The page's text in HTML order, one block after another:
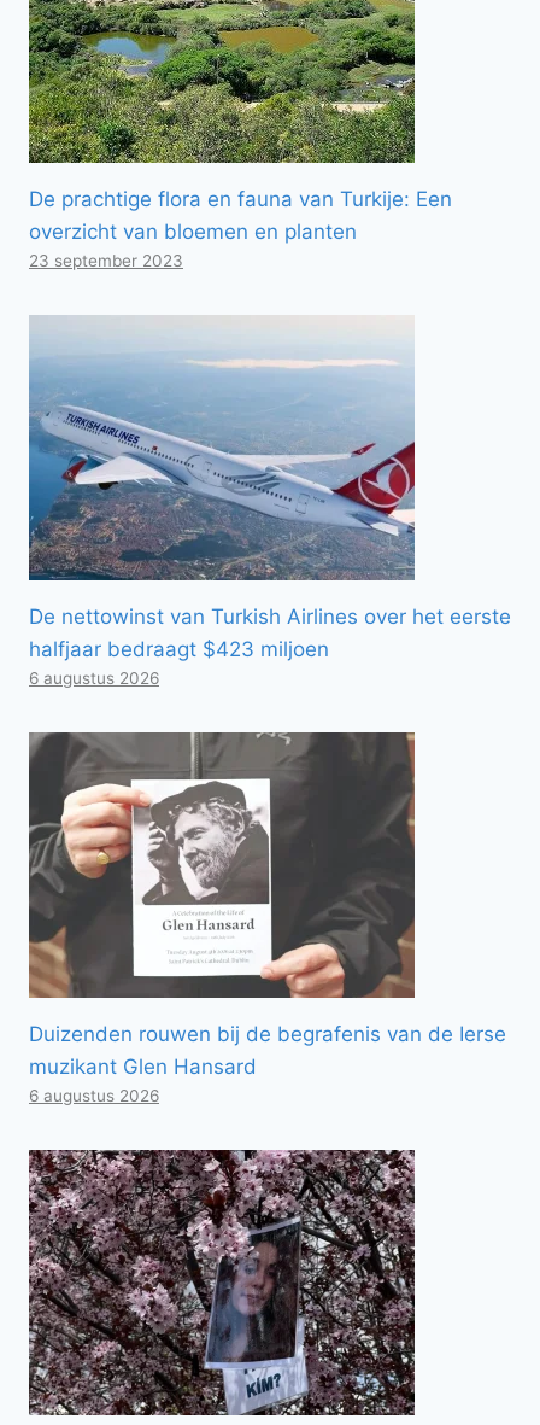
De prachtige flora en fauna van Turkije: Een
overzicht van bloemen en planten
23 september 2023
De nettowinst van Turkish Airlines over het eerste
halfjaar bedraagt ​​$423 miljoen
6 augustus 2026
Duizenden rouwen bij de begrafenis van de Ierse
muzikant Glen Hansard
6 augustus 2026